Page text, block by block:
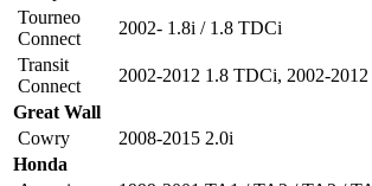
Tourneo
Connect
2002- 1.8i / 1.8 TDCi
Transit
Connect
2002-2012 1.8 TDCi, 2002-
Great Wall
Cowry
2008-2015 2.0i
Honda